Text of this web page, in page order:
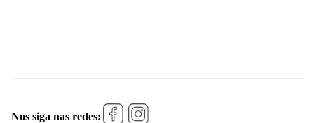
Nos siga nas redes: